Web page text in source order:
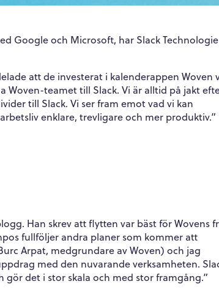
Google och Microsoft, har Slack
att de investerat i kalenderappen Woven
Woven-teamet till Slack. Vi är alltid på jakt
till Slack. Vi ser fram emot vad vi kan
enklare, trevligare och mer produktiv.”
Han skrev att flytten var bäst för Wovens
fullföljer andra planer som kommer att
Arpat, medgrundare av Woven) och jag
med den nuvarande verksamheten.
det i stor skala och med stor framgång.”